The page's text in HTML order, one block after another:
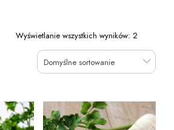
Wyświetlanie wszystkich wyników: 2
Domyślne sortowanie